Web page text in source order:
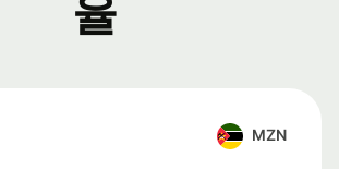
율
MZN